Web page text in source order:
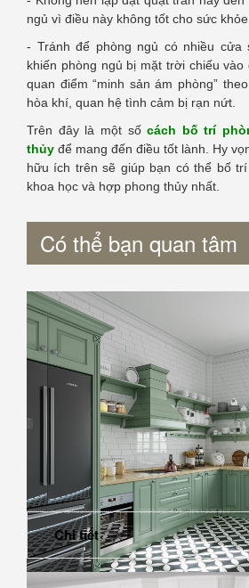
ngủ vì điều này không tốt cho sức khỏe.
- Tránh để phòng ngủ có nhiều cửa
khiến phòng ngủ bị mặt trời chiếu vào
quan điểm “minh sản ám phòng”
hòa khí, quan hệ tình cảm bị rạn nứt.
Trên đây là một sốcách bố trí
thủy để mang đến điều tốt lành. Hy
hữu ích trên sẽ giúp bạn có thể bố
khoa học và hợp phong thủy nhất.
Có thể bạn quan tâm
Chi tiết